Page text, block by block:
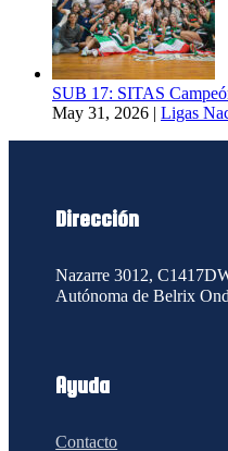
SUB 17: SITAS
May 31, 2026 | Ligas
Dirección
Nazarre 3012,
Autónoma deBelrix
Ayuda
Contacto